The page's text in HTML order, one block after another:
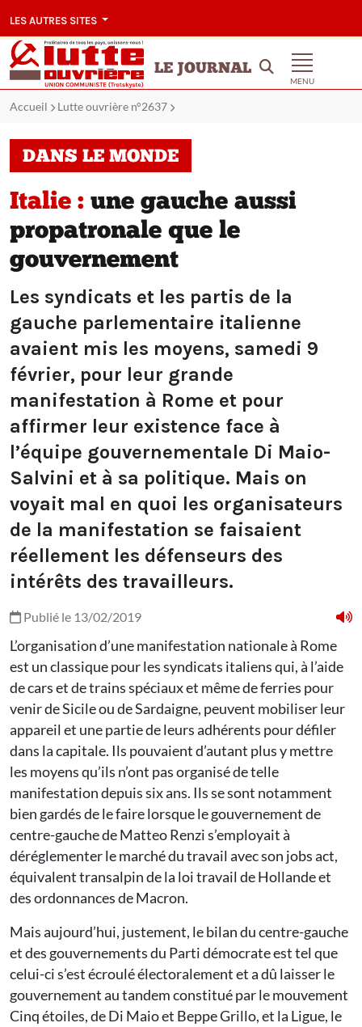
LES AUTRES SITES
LE JOURNAL
MENU
Accueil Lutte ouvrière n°2637
DANS LE MONDE
Italie : une gauche aussi
propatronale que le
gouvernement
Les syndicats et les partis de la
gauche parlementaire italienne
avaient mis les moyens, samedi 9
février, pour leur grande
manifestation à Rome et pour
affirmer leur existence face à
l’équipe gouvernementale Di Maio-
Salvini et à sa politique. Mais on
voyait mal en quoi les organisateurs
de la manifestation se faisaient
réellement les défenseurs des
intérêts des travailleurs.
Publié le 13/02/2019
L’organisation d’une manifestation nationale à Rome
est un classique pour les syndicats italiens qui, à l’aide
de cars et de trains spéciaux et même de ferries pour
venir de Sicile ou de Sardaigne, peuvent mobiliser leur
appareil et une partie de leurs adhérents pour défiler
dans la capitale. Ils pouvaient d’autant plus y mettre
les moyens qu’ils n’ont pas organisé de telle
manifestation depuis six ans. Ils se sont notamment
bien gardés de le faire lorsque le gouvernement de
centre-gauche de Matteo Renzi s’employait à
déréglementer le marché du travail avec son jobs act,
équivalent transalpin de la loi travail de Hollande et
des ordonnances de Macron.
Mais aujourd’hui, justement, le bilan du centre-gauche
et des gouvernements du Parti démocrate est tel que
celui-ci s’est écroulé électoralement et a dû laisser le
gouvernement au tandem constitué par le mouvement
Cinq étoiles, de Di Maio et Beppe Grillo, et la Ligue, le